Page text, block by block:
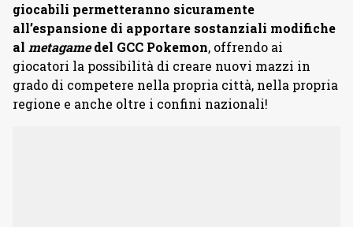
giocabili permetteranno sicuramente
all’espansione di apportare sostanziali modifiche
al metagamedel GCC Pokemon, offrendo ai
giocatori la possibilità di creare nuovi mazzi in
grado di competere nella propria città, nella propria
regione e anche oltre i confini nazionali!